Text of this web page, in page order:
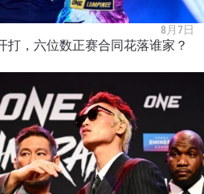
8月7日
打，六位数正赛合同花落谁家？
军赛，现在注册获得权限了
福利以及优先机遇获得直播